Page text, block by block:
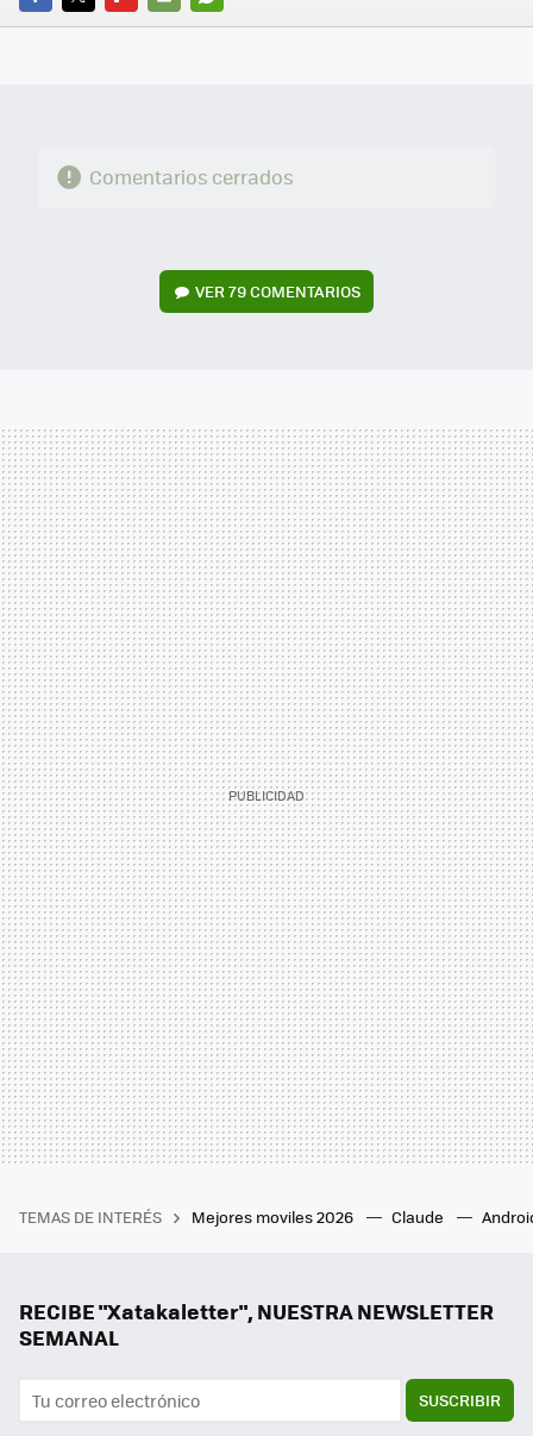
FACEBOOK
TWITTERFLIPBOARD
E-
WHATSAPP
Comentarios cerrados
VER79 COMENTARIOS
TEMAS DE INTERÉS Mejores moviles 2026 Claude
RECIBE "Xatakaletter", NUESTRA NEWSLETTER
SEMANAL
SUSCRIBIR